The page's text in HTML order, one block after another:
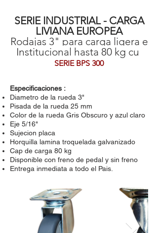
SERIE INDUSTRIAL - CARGA
LIVIANA EUROPEA
Rodajas 3" para carga ligera e
Institucional hasta 80 kg cu
SERIE BPS 300
Especificaciones :
Diametro de la rueda 3"
Pisada de la rueda 25 mm
Color de la rueda Gris Obscuro y azul claro
Eje 5/16"
Sujecion placa
Horquilla lamina troquelada galvanizado
Cap de carga 80 kg
Disponible con freno de pedal y sin freno
Entrega inmediata a todo el Pais.